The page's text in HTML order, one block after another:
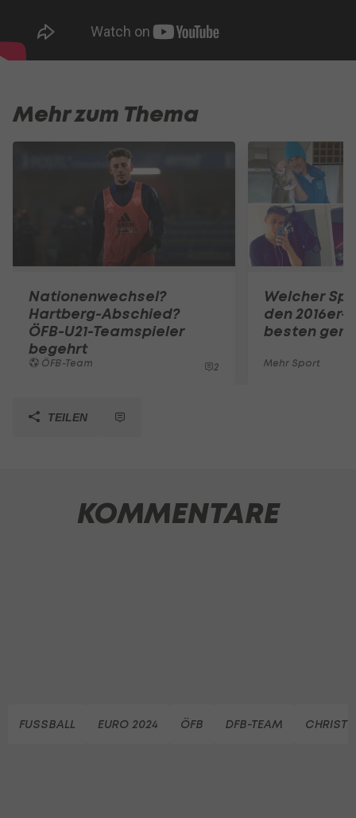
Mehr zum Thema
Nationenwechsel?
Hartberg-Abschied?
ÖFB-U21-Teamspieler
begehrt
ÖFB-Team 2
Welcher
den 2016er-
besten
Mehr Sport
TEILEN
KOMMENTARE
FUSSBALL EURO 2024 ÖFB DFB-TEAM